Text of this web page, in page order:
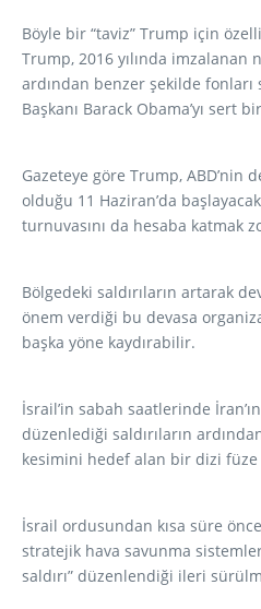
Böyle bir “taviz” Trump için
Trump, 2016 yılında imzalanan
ardından benzer şekilde fonları
Başkanı Barack Obama’yı sert
Gazeteye göre Trump, ABD’nin
olduğu 11 Haziran’da
turnuvasını da hesaba katmak
Bölgedeki saldırıların artarak
önem verdiği bu devasa
başka yöne kaydırabilir.
İsrail’in sabah saatlerinde
düzenlediği saldırıların
kesimini hedef alan bir dizi füze
İsrail ordusundan kısa süre önce
stratejik hava savunma
saldırı” düzenlendiği ileri